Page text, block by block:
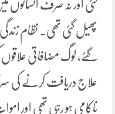
گئی اور نہ صرف انسانوں
پھیل گئی تھی۔ نظام زندگی
گئے، لوگ مضافاتی
علاج دریافت کرنے کی
ناکامی ہو رہی تھی اور